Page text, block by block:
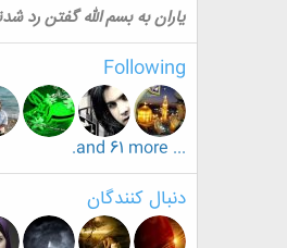
یاران به بسم الله گفتن رد
Following
... and 61 more.
دنبال کنندگان